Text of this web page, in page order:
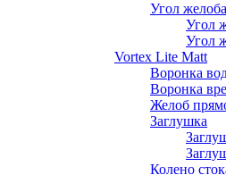
Угол желоба
Угол
Угол
Vortex Lite Matt
Воронка
Воронка
Желоб
Заглушка
Колено